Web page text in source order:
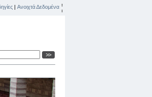
| Ανοιχτά Δεδομένα